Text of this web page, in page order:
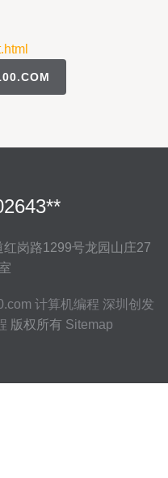
岗路1299号龙园山庄27
计算机编程 深圳创发
版权所有 Sitemap